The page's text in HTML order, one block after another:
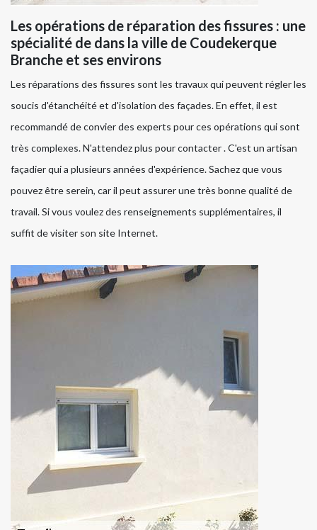
Les opérations de réparation des fissures : une
spécialité de dans la ville de Coudekerque
Branche et ses environs
Les réparations des fissures sont les travaux qui peuvent régler les
soucis d'étanchéité et d'isolation des façades. En effet, il est
recommandé de convier des experts pour ces opérations qui sont
très complexes. N'attendez plus pour contacter . C'est un artisan
façadier qui a plusieurs années d'expérience. Sachez que vous
pouvez être serein, car il peut assurer une très bonne qualité de
travail. Si vous voulez des renseignements supplémentaires, il
suffit de visiter son site Internet.